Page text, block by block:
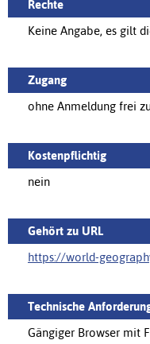
Rechte
Keine Angabe, es gilt
Zugang
ohne Anmeldung frei
Kostenpflichtig
nein
Gehört zu URL
https://world-
Technische
Gängiger Browser mit